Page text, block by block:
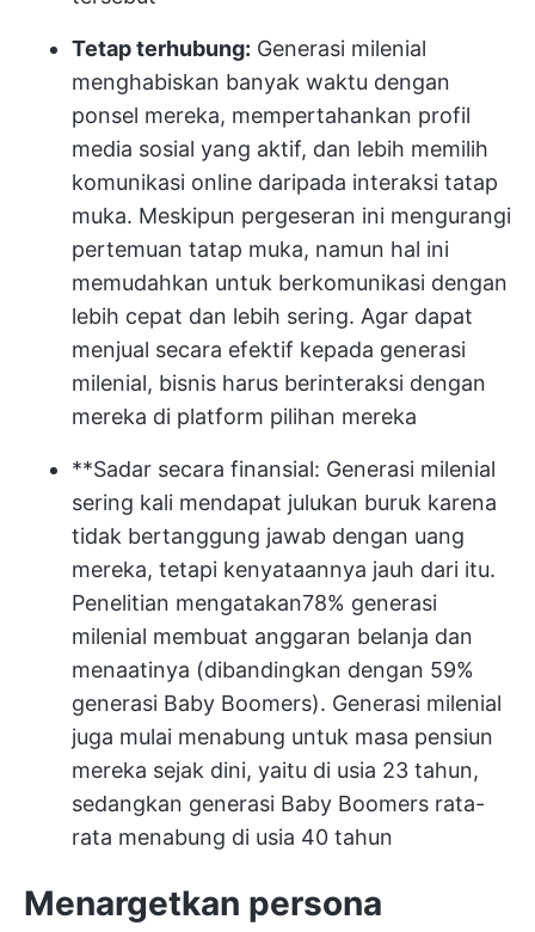
Tetap terhubung: Generasi milenial
menghabiskan banyak waktu dengan
ponsel mereka, mempertahankan profil
media sosial yang aktif, dan lebih memilih
komunikasi online daripada interaksi tatap
muka. Meskipun pergeseran ini mengurangi
pertemuan tatap muka, namun hal ini
memudahkan untuk berkomunikasi dengan
lebih cepat dan lebih sering. Agar dapat
menjual secara efektif kepada generasi
milenial, bisnis harus berinteraksi dengan
mereka di platform pilihan mereka
**Sadar secara finansial: Generasi milenial
sering kali mendapat julukan buruk karena
tidak bertanggung jawab dengan uang
mereka, tetapi kenyataannya jauh dari itu.
Penelitian mengatakan78% generasi
milenial membuat anggaran belanja dan
menaatinya (dibandingkan dengan 59%
generasi Baby Boomers). Generasi milenial
juga mulai menabung untuk masa pensiun
mereka sejak dini, yaitu di usia 23 tahun,
sedangkan generasi Baby Boomers rata-
rata menabung di usia 40 tahun
Menargetkan persona